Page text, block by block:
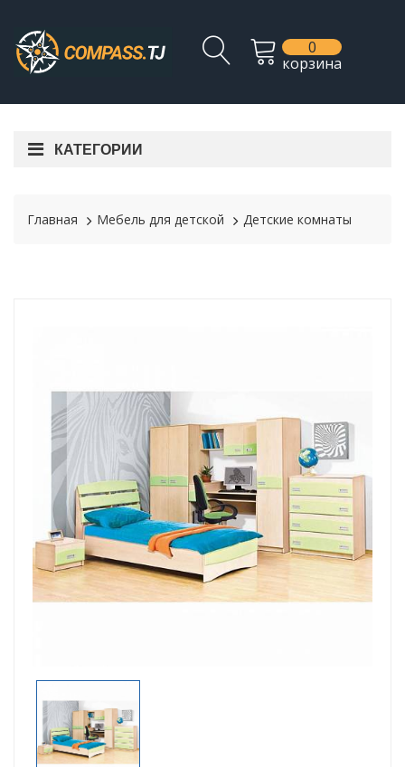
0
корзина
КАТЕГОРИИ
Главная Мебель для детской Детские комнаты